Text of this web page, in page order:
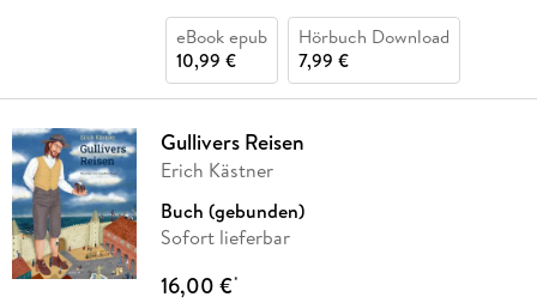
eBook epub
10,99 €
Hörbuch Download
7,99 €
Gullivers Reisen
Erich Kästner
Buch (gebunden)
Sofort lieferbar
16,00 €*